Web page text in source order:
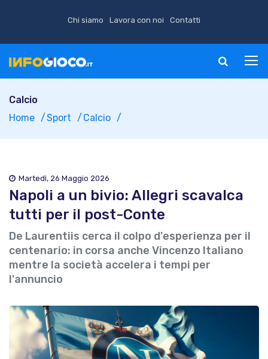
Chi siamo Lavora con noi Contatti
Calcio
Home
Sport Calcio
Martedì, 26 Maggio 2026
Napoli a un bivio: Allegri scavalca
tutti per il post-Conte
De Laurentiis cerca il colpo d'esperienza per il
centenario: in corsa anche Vincenzo Italiano
mentre la società accelera i tempi per
l'annuncio